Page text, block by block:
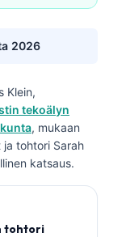
2026
Klein,
tekoälyn
, mukaan
ja tohtori Sarah
katsaus.
tohtori